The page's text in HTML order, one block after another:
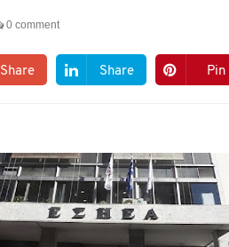
0 comment
Share Share Pin